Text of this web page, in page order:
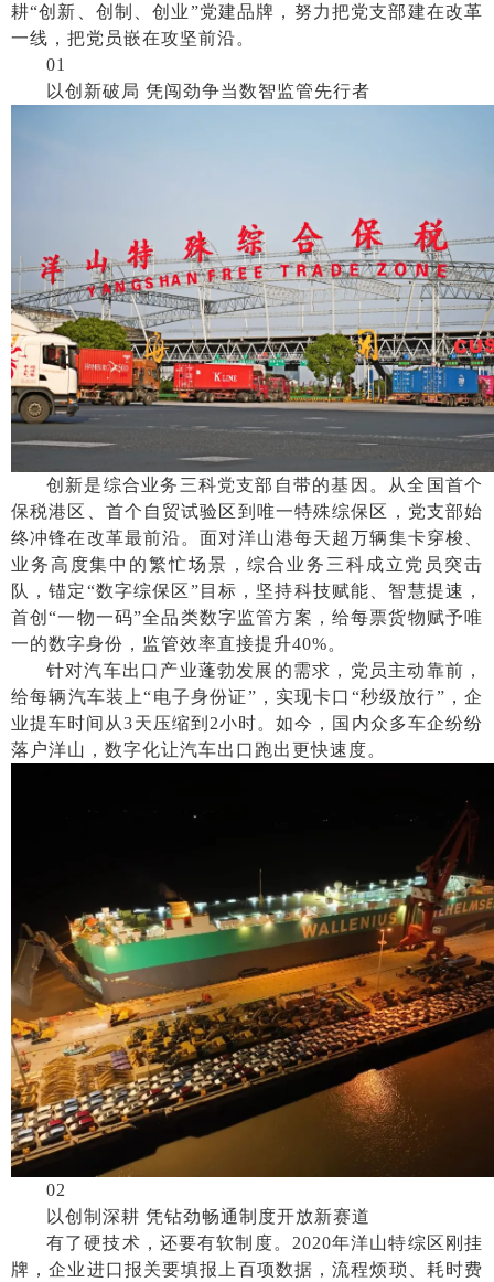
耕“创新、创制、创业”党建品牌，努力把党支部建在改革
一线，把党员嵌在攻坚前沿。
01
以创新破局 凭闯劲争当数智监管先行者
创新是综合业务三科党支部自带的基因。从全国首个
保税港区、首个自贸试验区到唯一特殊综保区，党支部始
终冲锋在改革最前沿。面对洋山港每天超万辆集卡穿梭、
业务高度集中的繁忙场景，综合业务三科成立党员突击
队，锚定“数字综保区”目标，坚持科技赋能、智慧提速，
首创“一物一码”全品类数字监管方案，给每票货物赋予唯
一的数字身份，监管效率直接提升40%。
针对汽车出口产业蓬勃发展的需求，党员主动靠前，
给每辆汽车装上“电子身份证”，实现卡口“秒级放行”，企
业提车时间从3天压缩到2小时。如今，国内众多车企纷纷
落户洋山，数字化让汽车出口跑出更快速度。
02
以创制深耕 凭钻劲畅通制度开放新赛道
有了硬技术，还要有软制度。 2020年洋山特综区刚挂
牌，企业进口报关要填报上百项数据，流程烦琐、耗时费